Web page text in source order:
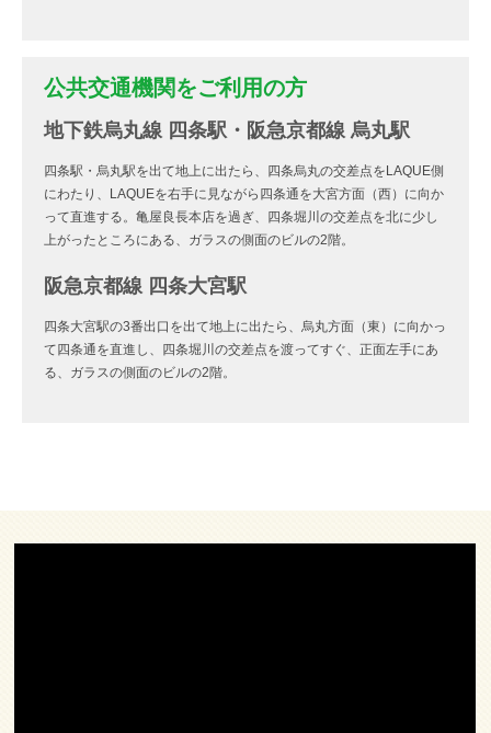
公共交通機関をご利用の方
地下鉄烏丸線 四条駅・阪急京都線 烏丸駅
四条駅・烏丸駅を出て地上に出たら、四条烏丸の交差点をLAQUE側
にわたり、LAQUEを右手に見ながら四条通を大宮方面（西）に向か
って直進する。亀屋良長本店を過ぎ、四条堀川の交差点を北に少し
上がったところにある、ガラスの側面のビルの2階。
阪急京都線 四条大宮駅
四条大宮駅の3番出口を出て地上に出たら、烏丸方面（東）に向かっ
て四条通を直進し、四条堀川の交差点を渡ってすぐ、正面左手にあ
る、ガラスの側面のビルの2階。